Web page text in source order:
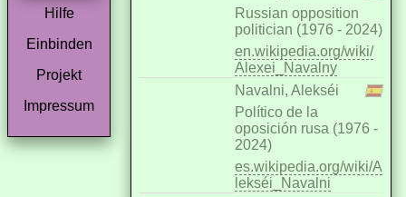
Hilfe
Einbinden
Projekt
Impressum
Russian opposition
politician (1976 - 2024)
en.wikipedia.org/wiki/
Alexei_Navalny
Navalni, Alekséi
Político de la
oposición rusa (1976 -
2024)
es.wikipedia.org/wiki/A
lekséi_Navalni